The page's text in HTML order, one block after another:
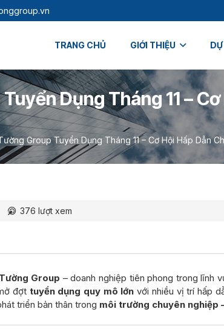
TRANG CHỦ GIỚI THIỆU
Dụng Tháng 11 –
Group Tuyển Dụng Tháng 11 – Cơ Hội Hấp Dẫn
376 lượt xem
Group – doanh nghiệp tiên phong trong lĩnh
đợt tuyển dụng quy mô lớn với nhiều vị trí hấp
triển bản thân trong môi trường chuyên nghiệp